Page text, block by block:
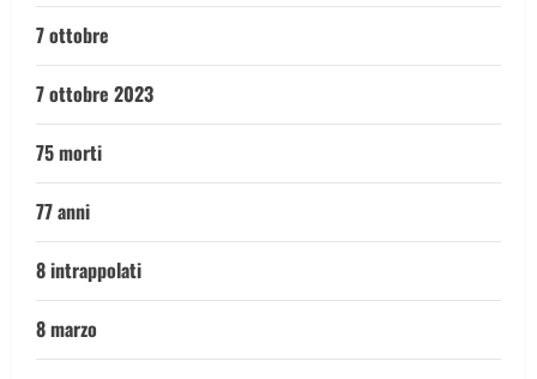
7 ottobre
7 ottobre 2023
75 morti
77 anni
8 intrappolati
8 marzo